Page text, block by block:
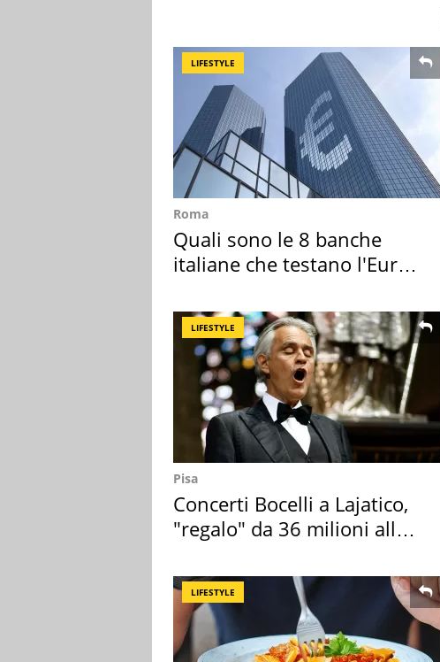
LIFESTYLE
Roma
Quali sono le 8 banche
italiane che testano l'Euro
LIFESTYLE
Pisa
Concerti Bocelli a Lajatico,
"regalo" da 36 milioni alla
LIFESTYLE